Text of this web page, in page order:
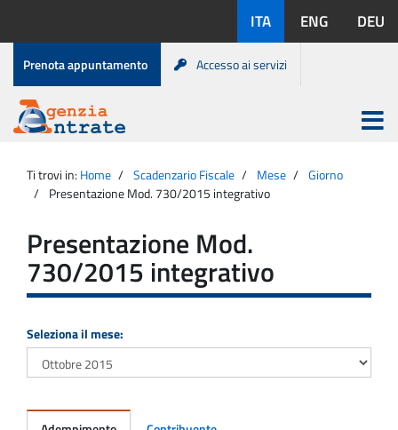
contenuto
disponibili:
ITA ENG DEU
Menu
di
servizio
Prenota appuntamento Accesso ai servizi
Agenzia
Entrate
Apri
menu
principale
Ti trovi in: Home Scadenzario Fiscale Mese
Giorno
Presentazione Mod. 730/2015 integrativo
Presentazione Mod.
730/2015 integrativo
Seleziona il mese: